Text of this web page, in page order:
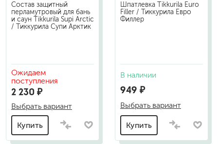
Состав защитный
перламутровый для бань
и саун Tikkurila Supi Arctic
/ Тиккурила Супи Арктик
Ожидаем
поступления
2 230 ₽
Выбрать вариант
Купить
Шпатлевка Tikkurila Euro
Filler / Тиккурила Евро
Филлер
В наличии
949 ₽
Выбрать вариант
Купить